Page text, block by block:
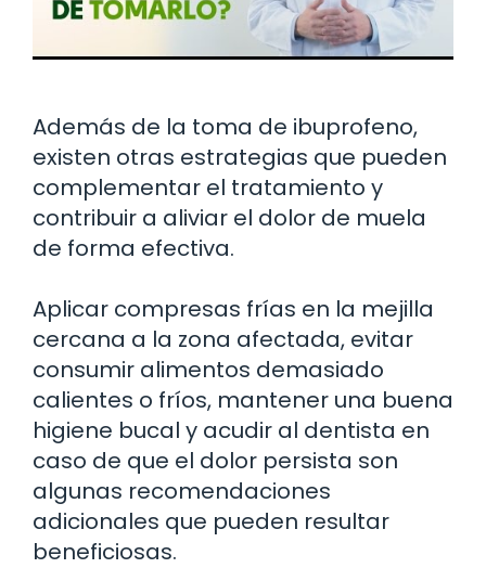
Además de la toma de ibuprofeno,
existen otras estrategias que pueden
complementar el tratamiento y
contribuir a aliviar el dolor de muela
de forma efectiva.
Aplicar compresas frías en la mejilla
cercana a la zona afectada, evitar
consumir alimentos demasiado
calientes o fríos, mantener una buena
higiene bucal y acudir al dentista en
caso de que el dolor persista son
algunas recomendaciones
adicionales que pueden resultar
beneficiosas.